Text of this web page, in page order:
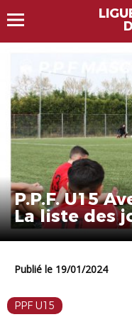
P.P.F. U15
La liste des
Publié le 19/01/2024
PPF U15